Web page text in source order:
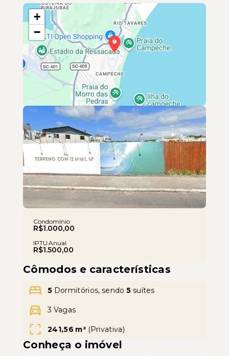
+
−
Leaflet
Condomínio
R$1.000,00
IPTU Anual
R$1.500,00
Cômodos e características
5 Dormitórios, sendo5 suítes
3 Vagas
241,56 m² (Privativa)
Conheça o imóvel